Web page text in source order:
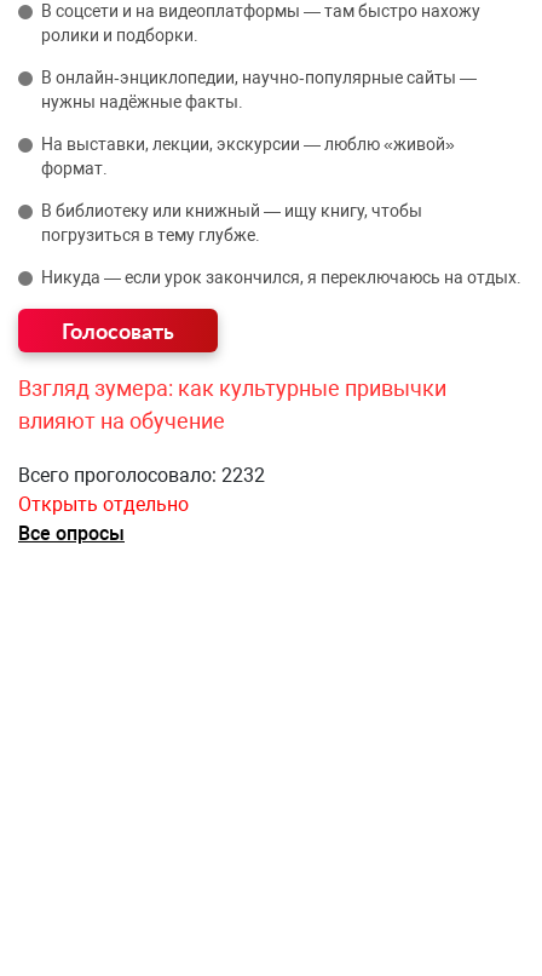
В соцсети и на видеоплатформы — там быстро нахожу
ролики и подборки.
В онлайн‑энциклопедии, научно‑популярные сайты —
нужны надёжные факты.
На выставки, лекции, экскурсии — люблю «живой»
формат.
В библиотеку или книжный — ищу книгу, чтобы
погрузиться в тему глубже.
Никуда — если урок закончился, я переключаюсь на отдых.
Взгляд зумера: как культурные привычки
влияют на обучение
Всего проголосовало: 2232
Открыть отдельно
Все опросы